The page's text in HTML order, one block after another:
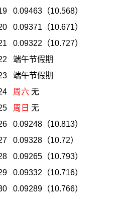
0.09463（10.568）
0.09371（10.671）
0.09322（10.727）
端午节假期
端午节假期
周六无
周日 无
0.09248（10.813）
0.09328（10.72）
0.09265（10.793）
0.09332（10.716）
0.09289（10.766）